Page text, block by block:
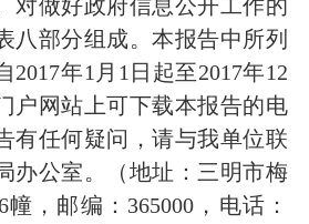
对做好政府信息公开工作的
八部分组成。本报告中所列
2017年1 月 1 日起至2017年12
户网站 上可下载本报告的电
有任何疑问，请与我单位联
办公室。（地址：三明市梅
幢，邮编： 365000 ，电话：